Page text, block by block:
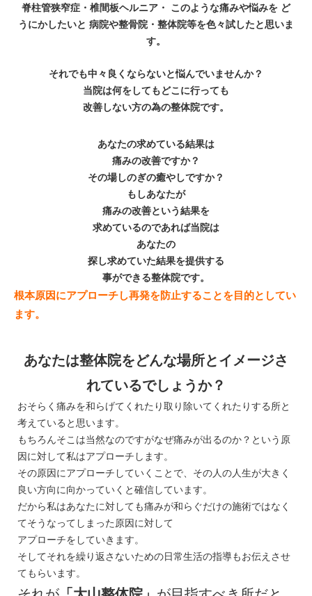
脊柱管狭窄症・椎間板ヘルニア・ このような痛みや悩みを ど
うにかしたいと 病院や整骨院・整体院等を色々試したと思いま
す。
それでも中々良くならないと悩んでいませんか？
当院は何をしてもどこに行っても
改善しない方の為の整体院です。
あなたの求めている結果は
痛みの改善ですか？
その場しのぎの癒やしですか？
もしあなたが
痛みの改善という結果を
求めているのであれば当院は
あなたの
探し求めていた結果を提供する
事ができる整体院です。
根本原因にアプローチし再発を防止することを目的としてい
ます。
あなたは整体院をどんな場所とイメージさ
れているでしょうか？
おそらく痛みを和らげてくれたり取り除いてくれたりする所と
考えていると思います。
もちろんそこは当然なのですがなぜ痛みが出るのか？という原
因に対して私はアプローチします。
その原因にアプローチしていくことで、その人の人生が大きく
良い方向に向かっていくと確信しています。
だから私はあなたに対しても痛みが和らぐだけの施術ではなく
てそうなってしまった原因に対して
アプローチをしていきます。
そしてそれを繰り返さないための日常生活の指導もお伝えさせ
てもらいます。